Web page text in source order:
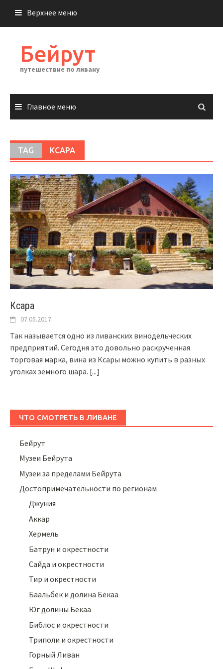
содержимому
Верхнее меню
Бейрут
путешествие по ливану
Главное меню
TAG КСАРА
Ксара
07.05.2017
Так называется одно из ливанских винодельческих
предприятий. Сегодня это довольно раскрученная
торговая марка, вина из Ксары можно купить в разных
уголках земного шара. [...]
ЧТО СМОТРЕТЬ В ЛИВАНЕ
Бейрут
Музеи Бейрута
Музеи за пределами Бейрута
Достопримечательности по регионам
Джуния
Аккар
Хермель
Батрун и окрестности
Сайда и окрестности
Тир и окрестности
Баальбек и долина Бекаа
Юг долины Бекаа
Библос и окрестности
Триполи и окрестности
Горный Ливан